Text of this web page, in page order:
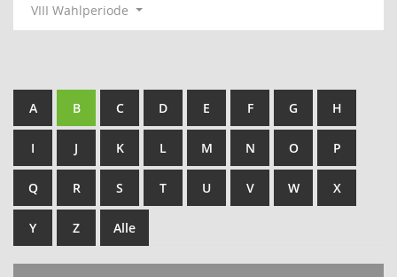
VIII Wahlperiode
A B C D E F G H
I J K L M N O P
Q R S T U V W X
Y Z Alle